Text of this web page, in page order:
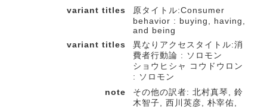
variant titles
原タイトル:Consumer
behavior : buying, having,
and being
variant titles
異なりアクセスタイトル:消
費者行動論 : ソロモン
ショウヒシャ コウドウロン
: ソロモン
note
その他の訳者: 北村真琴, 鈴
木智子, 西川英彦, 朴宰佑,